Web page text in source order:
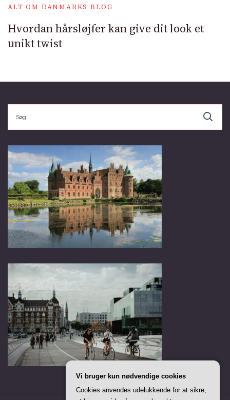
ALT OM DANMARKS BLOG
Hvordan hårsløjfer kan give dit look et
unikt twist
efter:
Vi bruger kun nødvendige cookies
Cookies anvendes udelukkende for at sikre,